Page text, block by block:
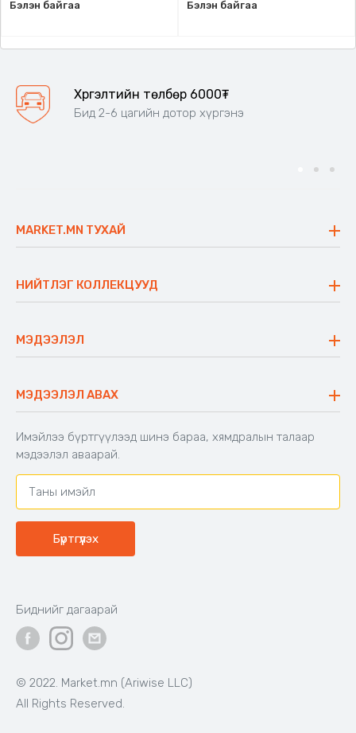
Бэлэн байгаа Бэлэн байгаа
Хүргэлтийн төлбөр 6000₮
Бид 2-6 цагийн дотор хүргэнэ
MARKET.MN ТУХАЙ
Үнэт зүйлс
Ажлын байр
Блог
НИЙТЛЭГ КОЛЛЕКЦУУД
Сүүдрэвч
Аяны ширээ
Аяны түшлэгтэй сандал
МЭДЭЭЛЭЛ
Буцаалтын журам
Захиалга шалгах
Хамтран ажиллах
Холбоо барих
МЭДЭЭЛЭЛ АВАХ
Имэйлээ бүртгүүлээд шинэ бараа, хямдралын талаар
мэдээлэл аваарай.
Бүртгүүлэх
© 2022. Market.mn (Ariwise LLC)
All Rights Reserved.
Биднийг дагаарай